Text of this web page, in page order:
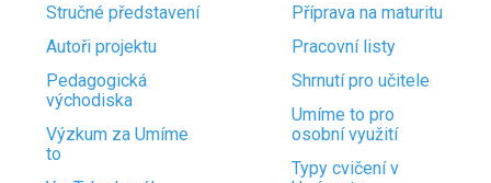
Stručné představení
Autoři projektu
Pedagogická
východiska
Výzkum za Umíme
to
Příprava na maturitu
Pracovní listy
Shrnutí pro učitele
Umíme to pro
osobní využití
Typy cvičení v